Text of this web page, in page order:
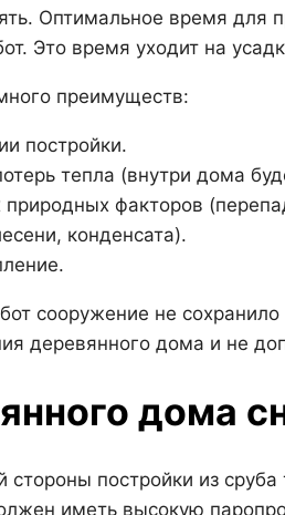
Оптимальное время для
Это время уходит на
преимуществ:
постройки.
тепла (внутри дома
факторов
конденсата).
сооружение не сохранило
деревянного дома и не
дома
постройки из сруба
иметь высокую